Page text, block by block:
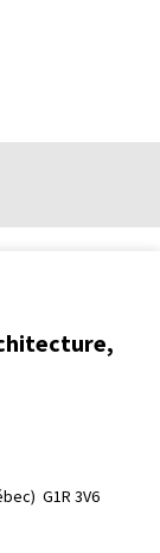
G1R 3V6